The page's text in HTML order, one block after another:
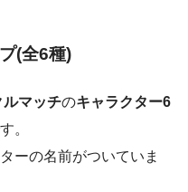
(全6種)
ルマッチのキャラクター6
。
ーの名前がついていま